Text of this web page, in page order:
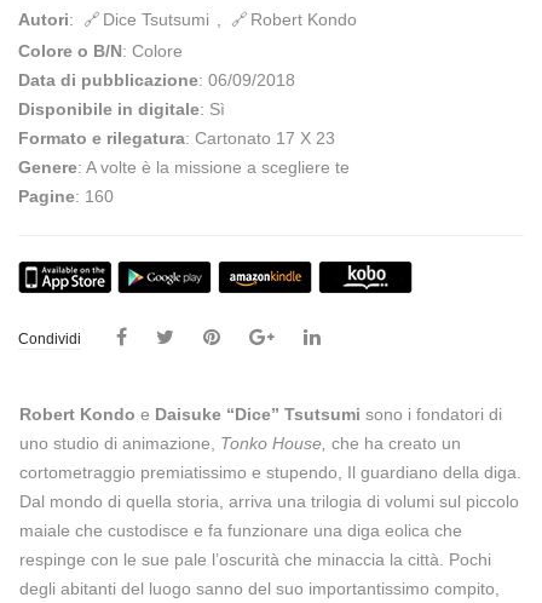
Autori: Dice Tsutsumi ,
Robert Kondo
Colore o B/N: Colore
Data di pubblicazione: 06/09/2018
Disponibile in digitale: Sì
Formato e rilegatura: Cartonato 17 X 23
Genere: A volte è la missione a scegliere te
Pagine: 160
Condividi
Robert Kondo e Daisuke “Dice” Tsutsumi sono i fondatori di
uno studio di animazione, Tonko House che ha creato un
cortometraggio premiatissimo e stupendo, Il guardiano della diga
Dal mondo di quella storia, arriva una trilogia di volumi sul piccolo
maiale che custodisce e fa funzionare una diga eolica che
respinge con le sue pale l’oscurità che minaccia la città. Pochi
degli abitanti del luogo sanno del suo importantissimo compito,